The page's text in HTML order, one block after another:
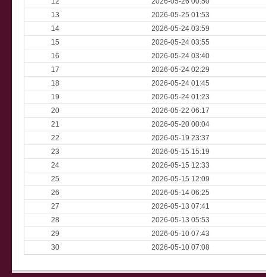
13
2026-05-25 01:53
14
2026-05-24 03:59
15
2026-05-24 03:55
16
2026-05-24 03:40
17
2026-05-24 02:29
18
2026-05-24 01:45
19
2026-05-24 01:23
20
2026-05-22 06:17
21
2026-05-20 00:04
22
2026-05-19 23:37
23
2026-05-15 15:19
24
2026-05-15 12:33
25
2026-05-15 12:09
26
2026-05-14 06:25
27
2026-05-13 07:41
28
2026-05-13 05:53
29
2026-05-10 07:43
30
2026-05-10 07:08